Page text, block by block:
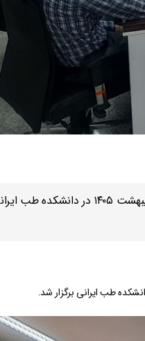
اولین جلسه حضوری گروه طب ایرانی با حضور اعضای محترم هیئت علمی در تاریخ ۲۱